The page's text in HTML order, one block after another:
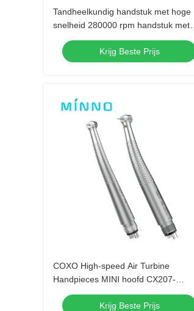
Tandheelkundig handstuk met hoge
snelheid 280000 rpm handstuk met
drukknop
Krijg Beste Prijs
COXO High-speed Air Turbine
Handpieces MINI hoofd CX207-
B/CX207-F
Krijg Beste Prijs